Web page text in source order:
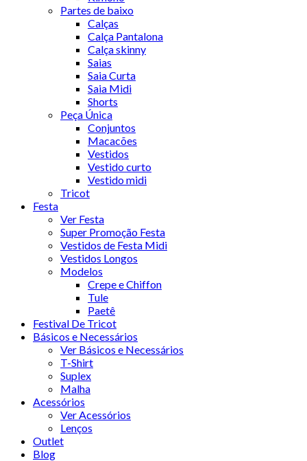
Partes de baixo
Calças
Calça Pantalona
Calça skinny
Saias
Saia Curta
Saia Midi
Shorts
Peça Única
Conjuntos
Macacões
Vestidos
Vestido curto
Vestido midi
Tricot
Festa
Ver Festa
Super Promoção Festa
Vestidos de Festa Midi
Vestidos Longos
Modelos
Crepe e Chiffon
Tule
Paetê
Festival De Tricot
Básicos e Necessários
Ver Básicos e Necessários
T-Shirt
Suplex
Malha
Acessórios
Ver Acessórios
Lenços
Outlet
Blog